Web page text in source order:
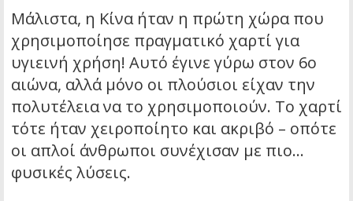
Μάλιστα, η Κίνα ήταν η πρώτη χώρα που
χρησιμοποίησε πραγματικό χαρτί για
υγιεινή χρήση! Αυτό έγινε γύρω στον 6ο
αιώνα, αλλά μόνο οι πλούσιοι είχαν την
πολυτέλεια να το χρησιμοποιούν. Το χαρτί
τότε ήταν χειροποίητο και ακριβό – οπότε
οι απλοί άνθρωποι συνέχισαν με πιο…
φυσικές λύσεις.